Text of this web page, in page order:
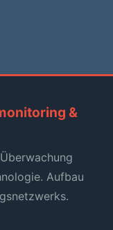
&
Aufbau